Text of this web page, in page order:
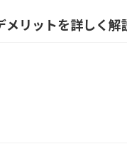
メリットを詳しく解